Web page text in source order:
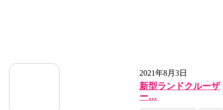
2021年8月3日
新型ランドクルーザ
ー…